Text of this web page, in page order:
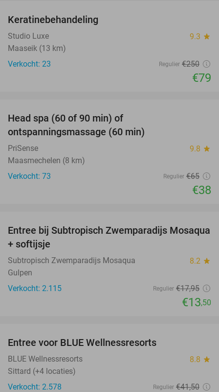
Keratinebehandeling
Studio Luxe 9.3 star
Maaseik (13 km)
Verkocht: 23
Regulier €250
€79
Head spa (60 of 90 min) of
ontspanningsmassage (60 min)
PriSense 9.8 star
Maasmechelen (8 km)
Verkocht: 73
Regulier €65
€38
25%
Entree bij Subtropisch Zwemparadijs Mosaqua
+ softijsje
Subtropisch Zwemparadijs Mosaqua 8.2 star
Gulpen
Verkocht: 2.115
Regulier €17,95
€13,50
Entree voor BLUE Wellnessresorts
BLUE Wellnessresorts 8.8 star
Sittard (+4 locaties)
Verkocht: 2.578
Regulier €41,50